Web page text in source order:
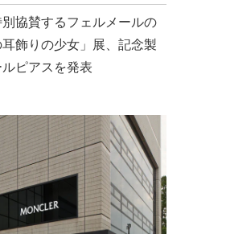
別協賛するフェルメールの
飾りの少女」展、記念製
ピアスを発表